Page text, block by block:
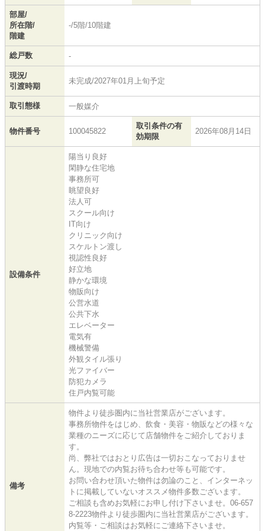
部屋/
所在階/
階建
-/5階/10階建
総戸数 -
現況/
引渡時期
未完成/2027年01月上旬予定
取引態様 一般媒介
物件番号 100045822
取引条件の有
効期限
2026年08月14日
設備条件
陽当り良好
閑静な住宅地
事務所可
眺望良好
法人可
スクール向け
IT向け
クリニック向け
スケルトン渡し
視認性良好
好立地
静かな環境
物販向け
公営水道
公共下水
エレベーター
電気有
機械警備
外観タイル張り
光ファイバー
防犯カメラ
住戸内覧可能
備考
物件より徒歩圏内に当社営業店がございます。
事務所物件をはじめ、飲食・美容・物販などの様々な
業種のニーズに応じて店舗物件をご紹介しておりま
す。
尚、弊社ではおとり広告は一切おこなっておりませ
ん。現地での内覧お待ち合わせ等も可能です。
お問い合わせ頂いた物件は勿論のこと、インターネッ
トに掲載していないオススメ物件多数ございます。
ご相談も含めお気軽にお申し付け下さいませ。06-657
8-2223物件より徒歩圏内に当社営業店がございます。
内覧等・ご相談はお気軽にご連絡下さいませ。